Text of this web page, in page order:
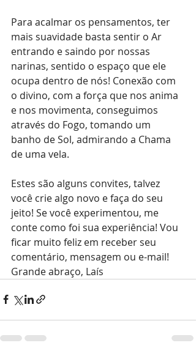
Para acalmar os pensamentos, ter
mais suavidade basta sentir o Ar
entrando e saindo por nossas
narinas, sentido o espaço que ele
ocupa dentro de nós! Conexão com
o divino, com a força que nos anima
e nos movimenta, conseguimos
através do Fogo, tomando um
banho de Sol, admirando a Chama
de uma vela.
Estes são alguns convites, talvez
você crie algo novo e faça do seu
jeito! Se você experimentou, me
conte como foi sua experiência! Vou
ficar muito feliz em receber seu
comentário, mensagem ou e-mail!
Grande abraço, Laís